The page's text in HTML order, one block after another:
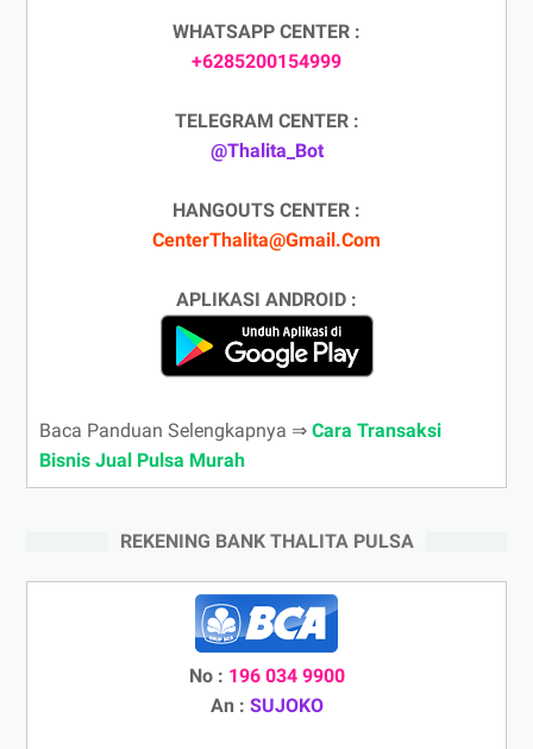
WHATSAPP CENTER :
+6285200154999
TELEGRAM CENTER :
@Thalita_Bot
HANGOUTS CENTER :
CenterThalita@Gmail.Com
APLIKASI ANDROID :
Baca Panduan Selengkapnya ⇒ Cara Transaksi
Bisnis Jual Pulsa Murah
REKENING BANK THALITA PULSA
No : 196 034 9900
An : SUJOKO